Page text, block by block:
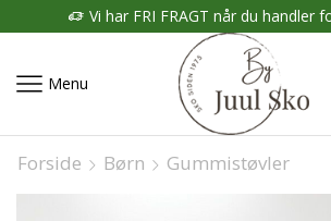
Vi har FRI FRAGT når du handler
Menu
Forside Børn Gummistøvler